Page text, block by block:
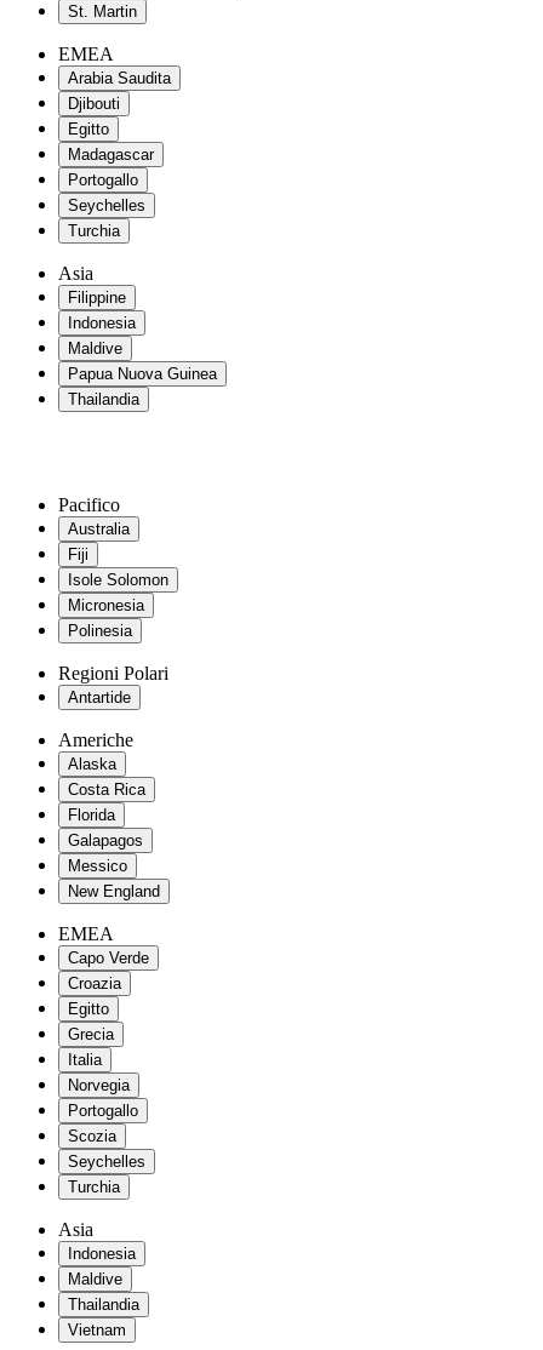
St. Martin
EMEA
Arabia Saudita
Djibouti
Egitto
Madagascar
Portogallo
Seychelles
Turchia
Asia
Filippine
Indonesia
Maldive
Papua Nuova Guinea
Thailandia
Pacifico
Australia
Fiji
Isole Solomon
Micronesia
Polinesia
Regioni Polari
Antartide
Americhe
Alaska
Costa Rica
Florida
Galapagos
Messico
New England
EMEA
Capo Verde
Croazia
Egitto
Grecia
Italia
Norvegia
Portogallo
Scozia
Seychelles
Turchia
Asia
Indonesia
Maldive
Thailandia
Vietnam